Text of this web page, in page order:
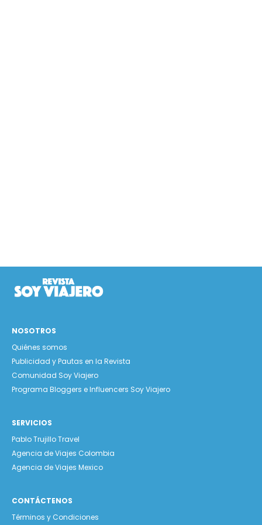
NOSOTROS
Quiénes somos
Publicidad y Pautas en la Revista
Comunidad Soy Viajero
Programa Bloggers e Influencers Soy Viajero
SERVICIOS
Pablo Trujillo Travel
Agencia de Viajes Colombia
Agencia de Viajes Mexico
CONTÁCTENOS
Términos y Condiciones